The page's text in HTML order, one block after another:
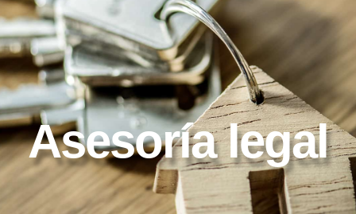
Asesoría legal